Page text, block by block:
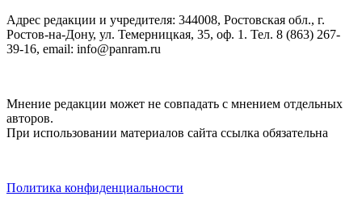
Адрес редакции и учредителя: 344008, Ростовская обл., г.
Ростов-на-Дону, ул. Темерницкая, 35, оф. 1. Тел. 8 (863) 267-
39-16, email: info@panram.ru
Мнение редакции может не совпадать с мнением отдельных
авторов.
При использовании материалов сайта ссылка обязательна
Политика конфиденциальности